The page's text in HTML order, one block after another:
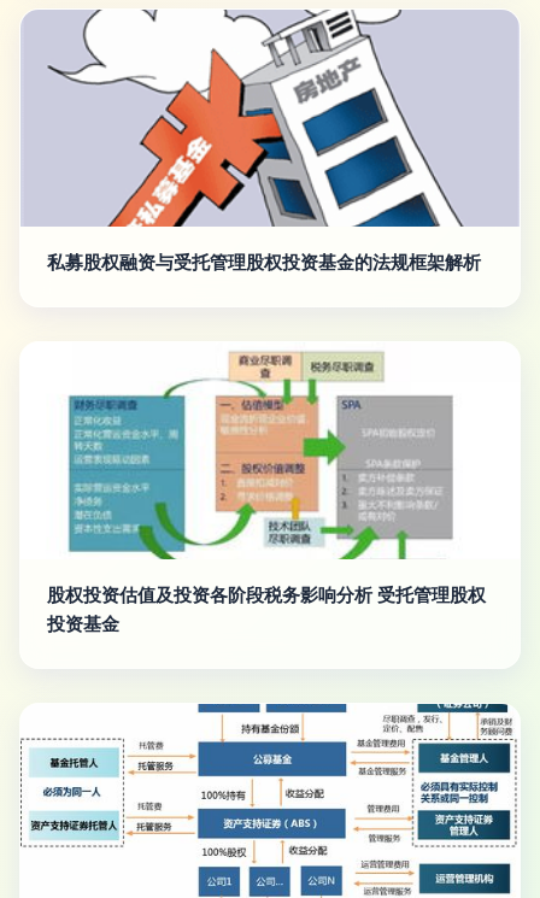
私募股权融资与受托管理股权投资基金的法规框架解析
股权投资估值及投资各阶段税务影响分析 受托管理股权
投资基金